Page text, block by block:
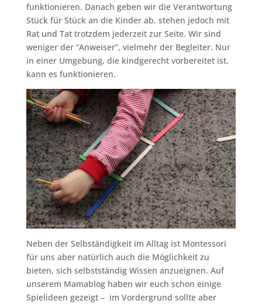
funktionieren. Danach geben wir die Verantwortung
Stück für Stück an die Kinder ab, stehen jedoch mit
Rat und Tat trotzdem jederzeit zur Seite. Wir sind
weniger der “Anweiser”, vielmehr der Begleiter. Nur
in einer Umgebung, die kindgerecht vorbereitet ist,
kann es funktionieren.
Neben der Selbständigkeit im Alltag ist Montessori
für uns aber natürlich auch die Möglichkeit zu
bieten, sich selbstständig Wissen anzueignen. Auf
unserem Mamablog haben wir euch schon einige
Spielideen gezeigt – im Vordergrund sollte aber